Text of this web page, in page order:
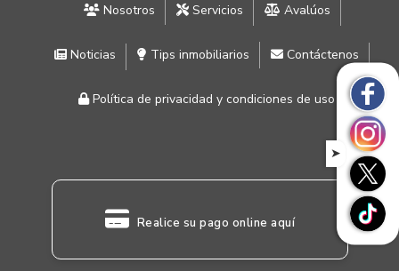
Nosotros Servicios Avalúos
Noticias Tips inmobiliarios Contáctenos
Política de privacidad y condiciones de uso
Realice su pago online aquí
➤